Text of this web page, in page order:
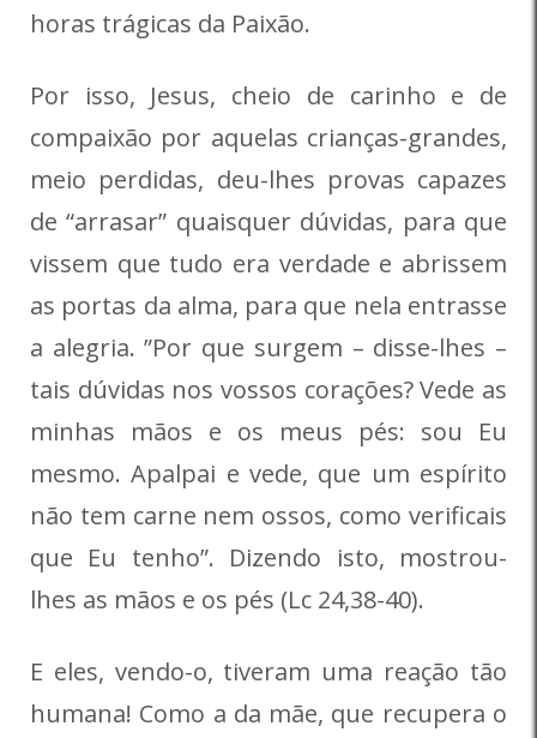
horas trágicas da Paixão.
Por isso, Jesus, cheio de carinho e de
compaixão por aquelas crianças-grandes,
meio perdidas, deu-lhes provas capazes
de “arrasar” quaisquer dúvidas, para que
vissem que tudo era verdade e abrissem
as portas da alma, para que nela entrasse
a alegria. ”Por que surgem – disse-lhes –
tais dúvidas nos vossos corações? Vede as
minhas mãos e os meus pés: sou Eu
mesmo. Apalpai e vede, que um espírito
não tem carne nem ossos, como verificais
que Eu tenho”. Dizendo isto, mostrou-
lhes as mãos e os pés (Lc 24,38-40).
E eles, vendo-o, tiveram uma reação tão
humana! Como a da mãe, que recupera o